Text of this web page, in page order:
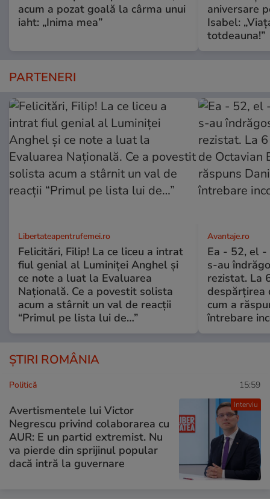
acum a pozat goală la cârma unui
iaht: „Inima mea”
aniversare
Isabel:
totdeauna!”
PARTENERI
Libertateapentrufemei.ro
Felicitări, Filip! La ce liceu a intrat
fiul genial al Luminiței Anghel și
ce note a luat la Evaluarea
Națională. Ce a povestit solista
acum a stârnit un val de reacții
“Primul pe lista lui de…”
Avantaje.ro
Ea - 52, el -
s-au
rezistat. La
despărțirea
cum a
întrebare
ȘTIRI ROMÂNIA
Interviu
Politică 15:59
Avertismentele lui Victor
Negrescu privind colaborarea cu
AUR: E un partid extremist. Nu
va pierde din sprijinul popular
dacă intră la guvernare